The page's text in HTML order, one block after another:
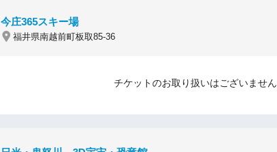
今庄365スキー場
福井県南越前町板取85-36
チケットのお取り扱いはございません